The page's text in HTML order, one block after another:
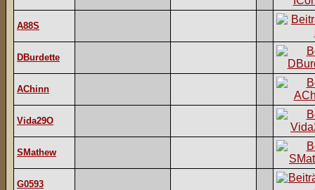
A88S
DBurdette
AChinn
Vida29O
SMathew
G0593